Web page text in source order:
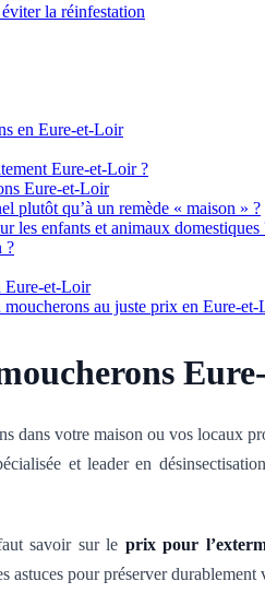
la réinfestation
en Eure-et-Loir
Eure-et-Loir ?
Eure-et-Loir
plutôt qu’à un remède « maison » ?
les enfants et animaux domestiques
?
Eure-et-Loir
au juste prix en Eure-
dans votre maison ou vos locaux
et leader en
savoir sur le prix pour
astuces pour préserver